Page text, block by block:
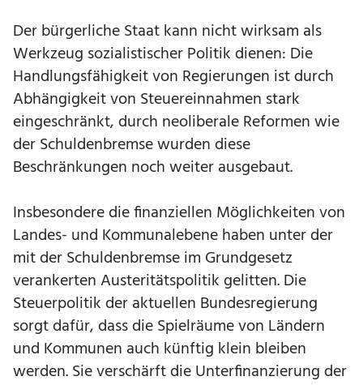
Der bürgerliche Staat kann nicht wirksam als
Werkzeug sozialistischer Politik dienen: Die
Handlungsfähigkeit von Regierungen ist durch
Abhängigkeit von Steuereinnahmen stark
eingeschränkt, durch neoliberale Reformen wie
der Schuldenbremse wurden diese
Beschränkungen noch weiter ausgebaut.
Insbesondere die finanziellen Möglichkeiten von
Landes- und Kommunalebene haben unter der
mit der Schuldenbremse im Grundgesetz
verankerten Austeritätspolitik gelitten. Die
Steuerpolitik der aktuellen Bundesregierung
sorgt dafür, dass die Spielräume von Ländern
und Kommunen auch künftig klein bleiben
werden. Sie verschärft die Unterfinanzierung der